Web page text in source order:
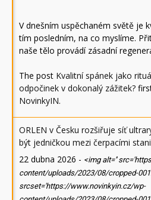
V dnešním uspěchaném světě je
tím posledním, na co myslíme.
naše tělo provádí zásadní
The post Kvalitní spánek jako
odpočinek v dokonalý zážitek?
NovinkyIN.
ORLEN v Česku rozšiřuje síť
být jedničkou mezi čerpacími
22 dubna 2026 - <img alt=''
content/uploads/2023/08/cropped-
srcset='https://www.novinkyin.cz/wp-